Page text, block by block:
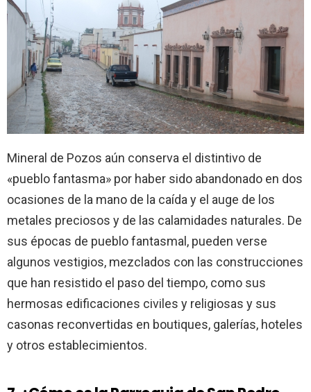
Mineral de Pozos aún conserva el distintivo de
«pueblo fantasma» por haber sido abandonado en dos
ocasiones de la mano de la caída y el auge de los
metales preciosos y de las calamidades naturales. De
sus épocas de pueblo fantasmal, pueden verse
algunos vestigios, mezclados con las construcciones
que han resistido el paso del tiempo, como sus
hermosas edificaciones civiles y religiosas y sus
casonas reconvertidas en boutiques, galerías, hoteles
y otros establecimientos.